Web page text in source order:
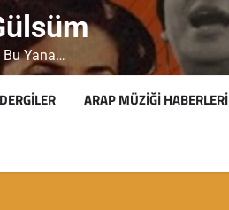
Bu Yana…
DERGILER ARAP MÜZIĞI HABERLERI